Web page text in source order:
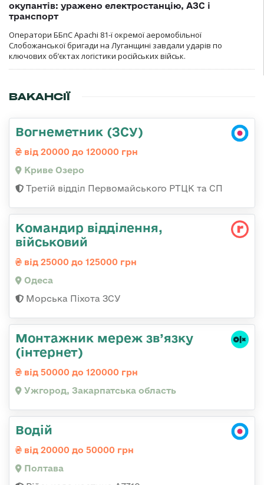
окупантів: уражено електростанцію, АЗС і
транспорт
Оператори ББпС Apachi 81-ї окремої аеромобільної
Слобожанської бригади на Луганщині завдали ударів по
ключових об’єктах логістики російських військ.
ВАКАНСІЇ
Вогнеметник (ЗСУ)
від 20000 до 120000 грн
Криве Озеро
Третій відділ Первомайського РТЦК та СП
Командир відділення,
військовий
від 25000 до 125000 грн
Одеса
Морська Піхота ЗСУ
Монтажник мереж зв’язку
(інтернет)
від 50000 до 120000 грн
Ужгород, Закарпатська область
Водій
від 20000 до 50000 грн
Полтава